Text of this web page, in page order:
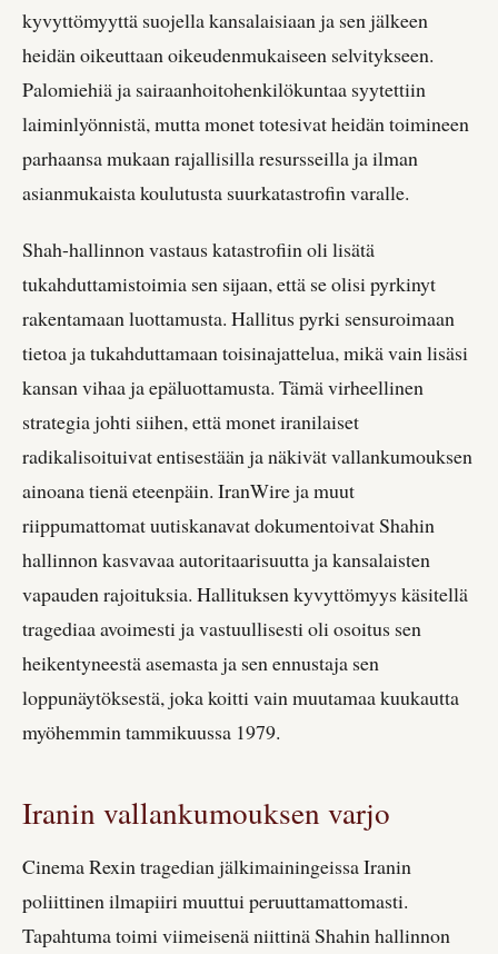
kyvyttömyyttä suojella kansalaisiaan ja sen jälkeen
heidän oikeuttaan oikeudenmukaiseen selvitykseen.
Palomiehiä ja sairaanhoitohenkilökuntaa syytettiin
laiminlyönnistä, mutta monet totesivat heidän toimineen
parhaansa mukaan rajallisilla resursseilla ja ilman
asianmukaista koulutusta suurkatastrofin varalle.
Shah-hallinnon vastaus katastrofiin oli lisätä
tukahduttamistoimia sen sijaan, että se olisi pyrkinyt
rakentamaan luottamusta. Hallitus pyrki sensuroimaan
tietoa ja tukahduttamaan toisinajattelua, mikä vain lisäsi
kansan vihaa ja epäluottamusta. Tämä virheellinen
strategia johti siihen, että monet iranilaiset
radikalisoituivat entisestään ja näkivät vallankumouksen
ainoana tienä eteenpäin. IranWire ja muut
riippumattomat uutiskanavat dokumentoivat Shahin
hallinnon kasvavaa autoritaarisuutta ja kansalaisten
vapauden rajoituksia. Hallituksen kyvyttömyys käsitellä
tragediaa avoimesti ja vastuullisesti oli osoitus sen
heikentyneestä asemasta ja sen ennustaja sen
loppunäytöksestä, joka koitti vain muutamaa kuukautta
myöhemmin tammikuussa 1979.
Iranin vallankumouksen varjo
Cinema Rexin tragedian jälkimainingeissa Iranin
poliittinen ilmapiiri muuttui peruuttamattomasti.
Tapahtuma toimi viimeisenä niittinä Shahin hallinnon